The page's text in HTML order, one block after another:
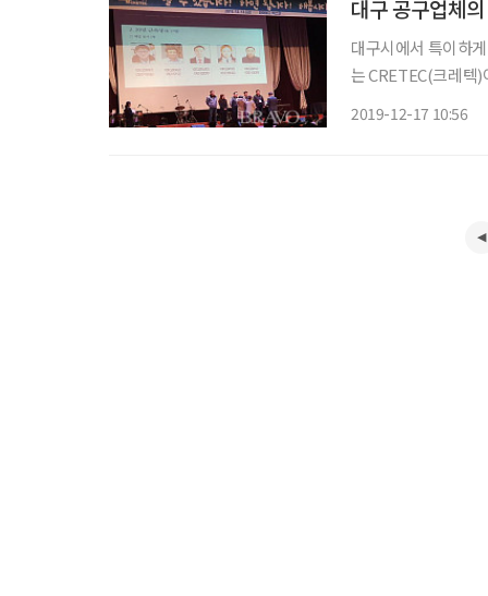
대구 공구업체
대구시에서 특이하
는 CRETEC(크레텍)이라는 공구생산 업체다. 지난 12월 13일 대구시 인터불고 엑스코 컨벤
2019-12-17 10:56